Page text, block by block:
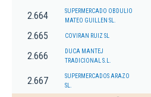
2.664
SUPERMERCADO OBDULIO
MATEO GUILLEN SL.
2.665 COVIRAN RUIZ SL
2.666
DUCA MANTEJ
TRADICIONAL S.L.
2.667
SUPERMERCADOS ARAZO
SL.